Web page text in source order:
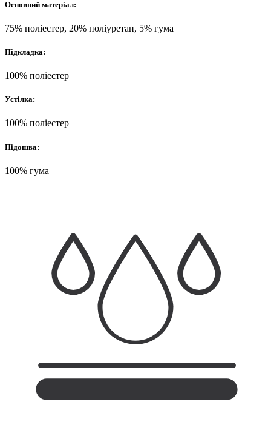
Основний матеріал:
75% поліестер, 20% поліуретан, 5% гума
Підкладка:
100% поліестер
Устілка:
100% поліестер
Підошва:
100% гума